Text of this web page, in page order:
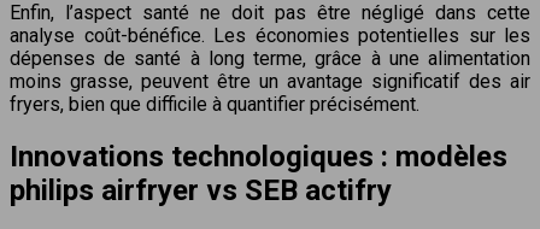
Enfin, l’aspect santé ne doit pas être négligé dans cette
analyse coût-bénéfice. Les économies potentielles sur les
dépenses de santé à long terme, grâce à une alimentation
moins grasse, peuvent être un avantage significatif des air
fryers, bien que difficile à quantifier précisément.
Innovations technologiques : modèles
philips airfryer vs SEB actifry